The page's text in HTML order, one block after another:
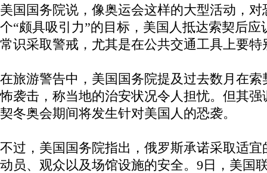
美国国务院说，像奥运会这样的大型活动，
个“颇具吸引力”的目标，美国人抵达索契后
常识采取警戒，尤其是在公共交通工具上要特
在旅游警告中，美国国务院提及过去数月在
怖袭击，称当地的治安状况令人担忧。但其
契冬奥会期间将发生针对美国人的恐袭。
不过，美国国务院指出，俄罗斯承诺采取适
动员、观众以及场馆设施的安全。9日，美国